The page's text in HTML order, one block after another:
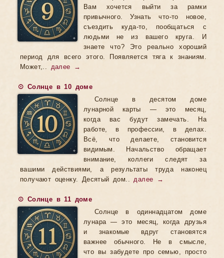
Вам хочется выйти за рамки
привычного. Узнать что-то новое,
съездить куда-то, пообщаться с
людьми не из вашего круга. И
знаете что? Это реально хороший
период для всего этого. Появляется тяга к знаниям.
Может,.. далее →
☉ Солнце в 10 доме
Солнце в десятом доме
лунарной карты — это месяц,
когда вас будут замечать. На
работе, в профессии, в делах.
Всё, что делаете, становится
видимым. Начальство обращает
внимание, коллеги следят за
вашими действиями, а результаты труда наконец
получают оценку. Десятый дом..далее →
☉ Солнце в 11 доме
Солнце в одиннадцатом доме
лунара — это месяц, когда друзья
и знакомые вдруг становятся
важнее обычного. Не в смысле,
что вы забудете про семью, просто